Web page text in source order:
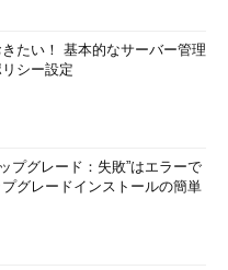
たい！ 基本的なサーバー管理
シー設定
プグレード：失敗”はエラーで
グレードインストールの簡単